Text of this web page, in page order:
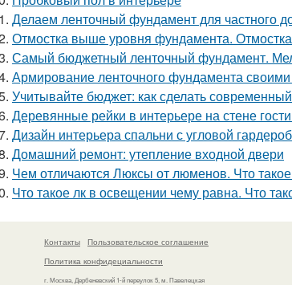
Делаем ленточный фундамент для частного
Отмостка выше уровня фундамента.
Самый бюджетный ленточный фундамент.
Армирование ленточного фундамента
Учитывайте бюджет: как сделать
Деревянные рейки в интерьере на стене
Дизайн интерьера спальни с угловой
Домашний ремонт: утепление входной двери
Чем отличаются Люксы от люменов. Что
Что такое лк в освещении чему равна. Что
Контакты
Пользовательское соглашение
Политика конфидециальности
г. Москва, Дербеневский 1-й переулок 5, м. Павелецкая